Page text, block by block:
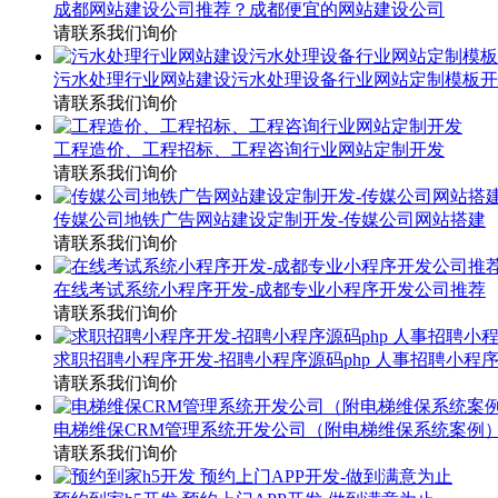
成都网站建设公司推荐？成都便宜的网站建设公司
请联系我们询价
污水处理行业网站建设污水处理设备行业网站定制模板
请联系我们询价
工程造价、工程招标、工程咨询行业网站定制开发
请联系我们询价
传媒公司地铁广告网站建设定制开发-传媒公司网站搭建
请联系我们询价
在线考试系统小程序开发-成都专业小程序开发公司推荐
请联系我们询价
求职招聘小程序开发-招聘小程序源码php 人事招聘小程序
请联系我们询价
电梯维保CRM管理系统开发公司（附电梯维保系统案例）
请联系我们询价